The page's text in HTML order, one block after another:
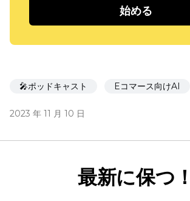
始める
🎤ポッドキャスト Eコマース向けAI
2023 年 11 月 10 日
最新に保つ！